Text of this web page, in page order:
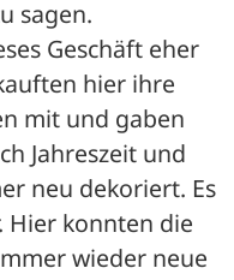
sagen.
Geschäft eher
hier ihre
mit und gaben
Jahreszeit und
neu dekoriert. Es
Hier konnten die
wieder neue